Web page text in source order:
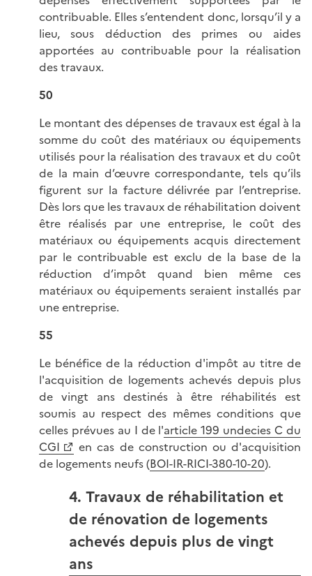
contribuable. Elles s’entendent donc, lorsqu’il y a
lieu, sous déduction des primes ou aides
apportées au contribuable pour la réalisation
des travaux.
50
Le montant des dépenses de travaux est égal à la
somme du coût des matériaux ou équipements
utilisés pour la réalisation des travaux et du coût
de la main d’œuvre correspondante, tels qu’ils
figurent sur la facture délivrée par l’entreprise.
Dès lors que les travaux de réhabilitation doivent
être réalisés par une entreprise, le coût des
matériaux ou équipements acquis directement
par le contribuable est exclu de la base de la
réduction d’impôt quand bien même ces
matériaux ou équipements seraient installés par
une entreprise.
55
Le bénéfice de la réduction d'impôt au titre de
l'acquisition de logements achevés depuis plus
de vingt ans destinés à être réhabilités est
soumis au respect des mêmes conditions que
celles prévues au I de l'article 199 undecies C du
CGI
en cas de construction ou d'acquisition
de logements neufs (BOI-IR-RICI-380-10-20).
4. Travaux de réhabilitation et
de rénovation de logements
achevés depuis plus de vingt
ans